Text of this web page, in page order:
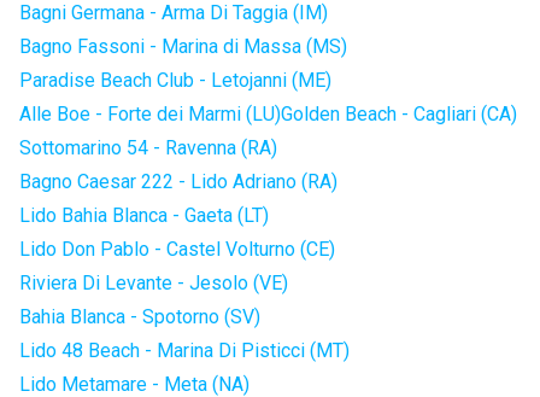
Bagni Germana - Arma Di Taggia (IM)
Bagno Fassoni - Marina di Massa (MS)
Paradise Beach Club - Letojanni (ME)
Alle Boe - Forte dei Marmi (LU)Golden Beach - Cagliari (CA)
Sottomarino 54 - Ravenna (RA)
Bagno Caesar 222 - Lido Adriano (RA)
Lido Bahia Blanca - Gaeta (LT)
Lido Don Pablo - Castel Volturno (CE)
Riviera Di Levante - Jesolo (VE)
Bahia Blanca - Spotorno (SV)
Lido 48 Beach - Marina Di Pisticci (MT)
Lido Metamare - Meta (NA)